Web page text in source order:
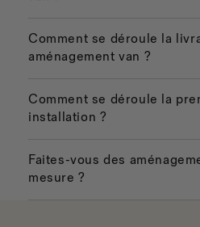
Comment se déroule la
aménagement van ?
Comment se déroule la
installation ?
Faites-vous des
mesure ?